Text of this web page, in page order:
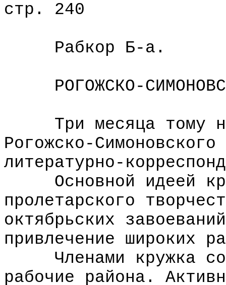
стр. 240
Рабкор Б-а.
РОГОЖСКО-
Три месяца тому
Рогожско-
литературно-
Основной идеей
пролетарского
октябрьских
привлечение широких
Членами кружка
рабочие района.